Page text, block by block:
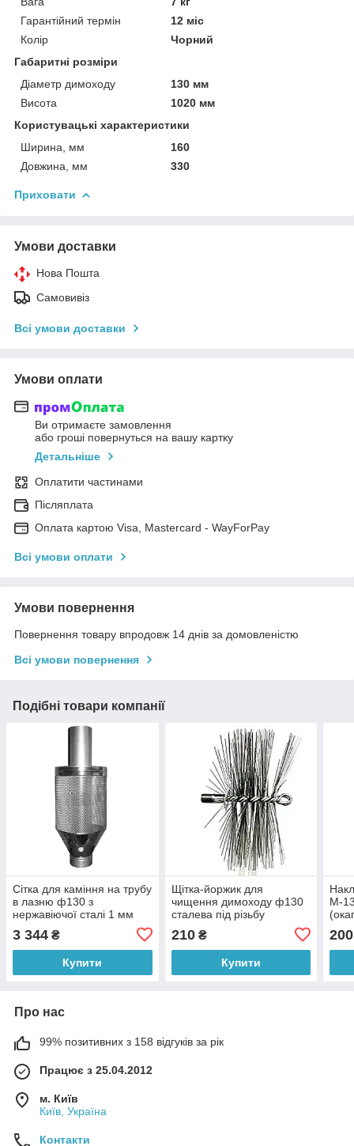
Гарантійний термін
12 міс
Колір
Чорний
Габаритні розміри
Діаметр димоходу
130 мм
Висота
1020 мм
Користувацькі характеристики
Ширина, мм
160
Довжина, мм
330
Приховати
Умови доставки
Нова Пошта
Самовивіз
Всі умови доставки
Умови оплати
Ви отримаєте замовлення
або гроші повернуться на вашу картку
Детальніше
Оплатити частинами
Післяплата
Оплата картою Visa, Mastercard - WayForPay
Всі умови оплати
Умови повернення
Повернення товару впродовж 14 днів за домовленістю
Всі умови повернення
Подібні товари компанії
Сітка для каміння на трубу
в лазню ф130 з
нержавіючої сталі 1 мм
3 344 ₴
Купити
Щітка-йоржик для
чищення димоходу ф130
сталева під різьбу
210₴
Купити
М-
200
Про нас
99% позитивних з 158 відгуків за рік
Працює з 25.04.2012
м. Київ
Київ, Україна
Контакти